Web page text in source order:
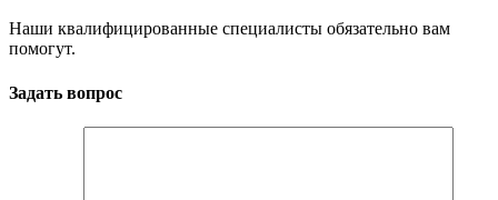
Наши квалифицированные специалисты обязательно вам
помогут.
Задать вопрос